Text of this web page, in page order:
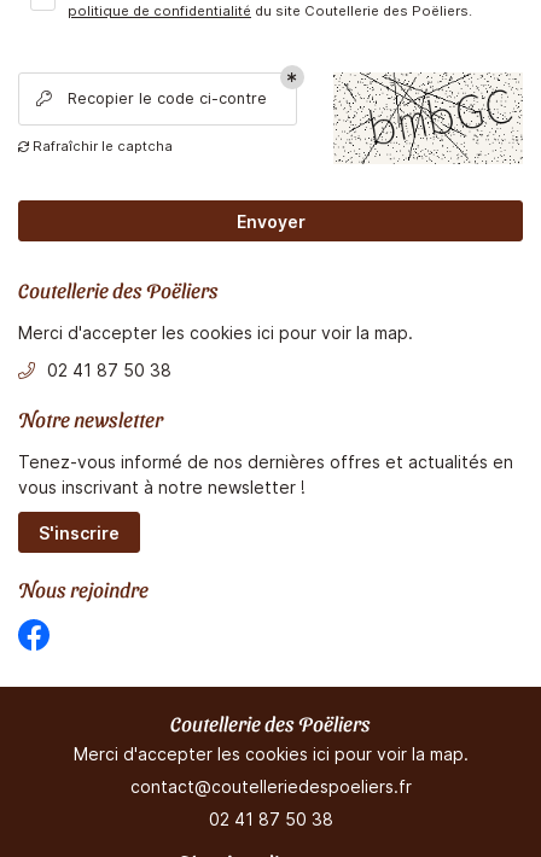
BOUTIQUE
CULINAIRE
EN LIGNE
Une question
politique de confidentialité du site Coutellerie des Poëliers.
 Recopier le code ci-contre
 Rafraîchir le captcha
Envoyer
Coutellerie des Poëliers
Merci d'accepter les cookies ici pour voir la map.
02 41 87 50 38
Notre newsletter
Tenez-vous informé de nos dernières offres et actualités en
vous inscrivant à notre newsletter !
S'inscrire
Nous rejoindre
Coutellerie des Poëliers
Merci d'accepter les cookies ici pour voir la map.
02 41 87 50 38